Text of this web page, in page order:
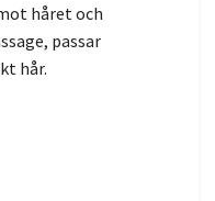
håret och
passar
hår.